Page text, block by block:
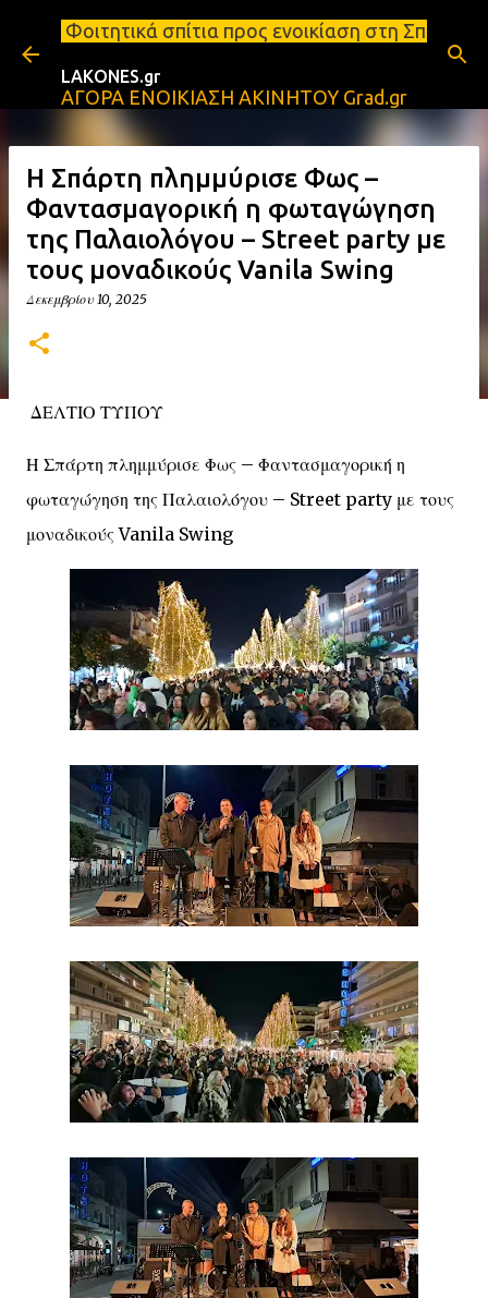
Μετάβαση στο κύριο περιεχόμενο
προς ενοικίαση στη Σπάρτη Ενοικιάσεις
LAKONES.gr
ΑΓΟΡΑ ΕΝΟΙΚΙΑΣΗ ΑΚΙΝΗΤΟΥ Grad.gr
Η Σπάρτη πλημμύρισε Φως –
Φαντασμαγορική η φωταγώγηση
της Παλαιολόγου – Street party με
τους μοναδικούς Vanila Swing
Δεκεμβρίου 10, 2025
ΔΕΛΤΙΟ ΤΥΠΟΥ
Η Σπάρτη πλημμύρισε Φως – Φαντασμαγορική η
φωταγώγηση της Παλαιολόγου – Street party με τους
μοναδικούς Vanila Swing